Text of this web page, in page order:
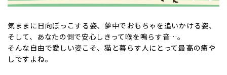
気ままに日向ぼっこする姿、夢中でおもちゃを追いかける姿、
そして、あなたの側で安心しきって喉を鳴らす音…。
そんな自由で愛しい姿こそ、猫と暮らす人にとって最高の癒や
しですよね。